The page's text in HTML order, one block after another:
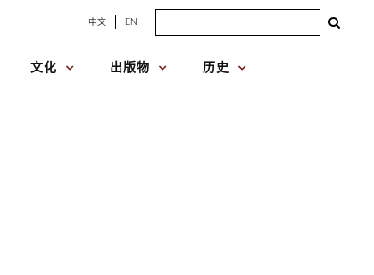
中文 EN
文化 出版物 历史